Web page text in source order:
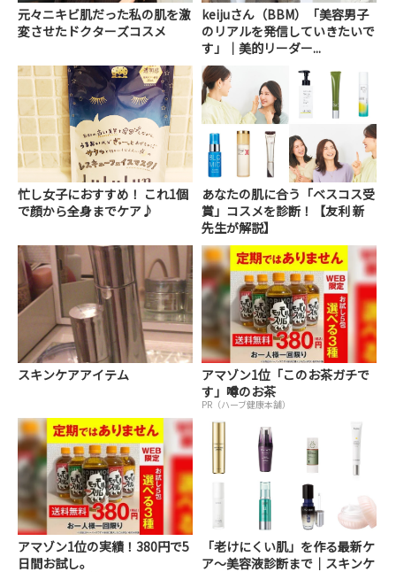
元々ニキビ肌だった私の肌を激
変させたドクターズコスメ
keijuさん（BBM）「美容男子
のリアルを発信していきたいで
す」｜美的リーダー...
忙し女子におすすめ！ これ1個
で顔から全身までケア♪
あなたの肌に合う「ベスコス受
賞」コスメを診断！【友利 新
先生が解説】
スキンケアアイテム
アマゾン1位「このお茶ガチで
す」噂のお茶
PR（ハーブ健康本舗）
アマゾン1位の実績！380円で5
日間お試し。
「老けにくい肌」を作る最新ケ
ア〜美容液診断まで｜スキンケ